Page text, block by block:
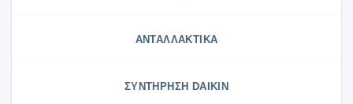
ΑΝΤΑΛΛΑΚΤΙΚΑ
ΣΥΝΤΉΡΗΣΗ DAIKIN